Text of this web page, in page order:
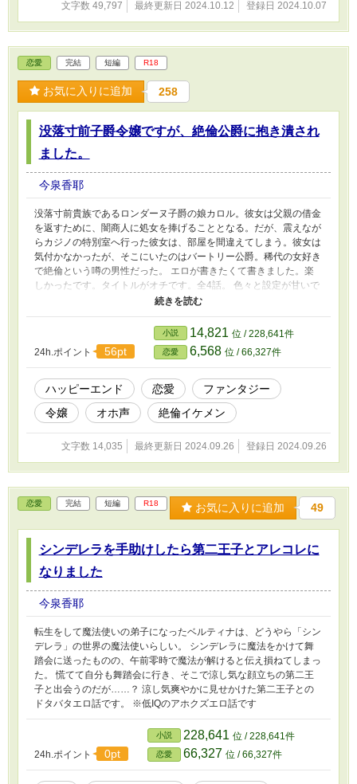
文字数 49,797 最終更新日 2024.10.12 登録日 2024.10.07
恋愛 完結 短編 R18
お気に入りに追加 258
没落寸前子爵令嬢ですが、絶倫公爵に抱き潰され
ました。
今泉香耶
没落寸前貴族であるロンダーヌ子爵の娘カロル。彼女は父親の借金
を返すために、闇商人に処女を捧げることとなる。だが、震えなが
らカジノの特別室へ行った彼女は、部屋を間違えてしまう。彼女は
気付かなかったが、そこにいたのはバートリー公爵。稀代の女好き
で絶倫という噂の男性だった。 エロが書きたくて書きました。楽
しかったです。タイトルがオチです。全4話。 色々と設定が甘いで
すが、エロが書きたかっただけなのでゆるい方向けです。 ※ムー
ンライトノベルズ様には改稿前のものが掲載されています。
24h.ポイント 56pt
小説 14,821 位 / 228,641件
恋愛 6,568 位 / 66,327件
ハッピーエンド 恋愛
ファンタジー
令嬢
オホ声 絶倫イケメン
文字数 14,035 最終更新日 2024.09.26 登録日 2024.09.26
恋愛 完結 短編 R18 お気に入りに追加 49
シンデレラを手助けしたら第二王子とアレコレに
なりました
今泉香耶
転生をして魔法使いの弟子になったベルティナは、どうやら「シン
デレラ」の世界の魔法使いらしい。 シンデレラに魔法をかけて舞
踏会に送ったものの、午前零時で魔法が解けると伝え損ねてしまっ
た。 慌てて自分も舞踏会に行き、そこで涼し気な顔立ちの第二王
子と出会うのだが……？ 涼し気爽やかに見せかけた第二王子との
ドタバタエロ話です。 ※低IQのアホクズエロ話です
24h.ポイント 0pt
小説 228,641 位 / 228,641件
恋愛 66,327 位 / 66,327件